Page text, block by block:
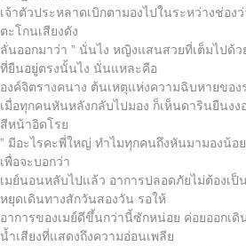
เจ้าตัวประหลาดเบิกตามองไปในระหว่างช่อง
ตะโกนเสียงดัง
ลั่นออกมาว่า ” นั่นไง หญิงแสนสวยที่เต็มไปด้
ที่ยืนอยู่ตรงนั้นไง นั่นแหละคือ
องค์จิตรางคนาง ต้นเหตุแห่งความฉิบหายของ
เมื่อทุกคนหันหลังกลับไปมอง ก็เห็นดารินยืนงง
สีหน้าอิดโรย
” มีอะไรคะพี่ใหญ่ ทำไมทุกคนถึงหันมามองน้อ
เพื่อจะบอกว่า
เมย์นอนหลับไปแล้ว อาการปลอดภัยไม่ต้องเป็
หยุดเดินทางสักวันสองวัน รอให้
อาการของเมย์ดีขึ้นกว่านี้ซักหน่อย ค่อยออกเ
น้ำเสียงที่แสดงถึงความอ่อนเพลีย